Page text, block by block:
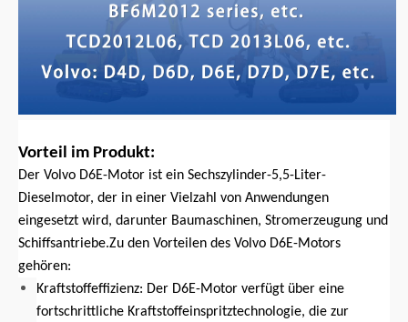
Vorteil im Produkt:
Der Volvo D6E-Motor ist ein Sechszylinder-5,5-Liter-
Dieselmotor, der in einer Vielzahl von Anwendungen
eingesetzt wird, darunter Baumaschinen, Stromerzeugung und
Schiffsantriebe.Zu den Vorteilen des Volvo D6E-Motors
gehören:
Kraftstoffeffizienz: Der D6E-Motor verfügt über eine
fortschrittliche Kraftstoffeinspritztechnologie, die zur